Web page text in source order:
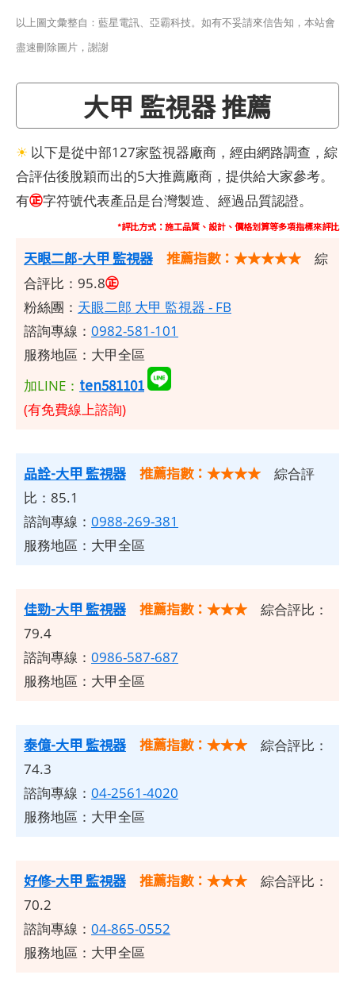
以上圖文彙整自：藍星電訊、亞霸科技。如有不妥請來信告知，本站會
盡速刪除圖片，謝謝
大甲 監視器 推薦
☀ 以下是從中部127家監視器廠商，經由網路調查，綜
合評估後脫穎而出的5大推薦廠商，提供給大家參考。
有㊣字符號代表產品是台灣製造、經過品質認證。
*評比方式：施工品質、設計、價格划算等多項指標來評比
天眼二郎-大甲 監視器 推薦指數：★★★★★
綜
合評比：95.8㊣
粉絲團： 天眼二郎 大甲 監視器 - FB
諮詢專線： 0982-581-101
服務地區：大甲全區
加LINE： ten581101
(有免費線上諮詢)
品詮-大甲 監視器 推薦指數：★★★★
綜合評
比：85.1
諮詢專線： 0988-269-381
服務地區：大甲全區
佳勁-大甲 監視器 推薦指數：★★★
綜合評比：
79.4
諮詢專線： 0986-587-687
服務地區：大甲全區
泰億-大甲 監視器 推薦指數：★★★
綜合評比：
74.3
諮詢專線： 04-2561-4020
服務地區：大甲全區
好修-大甲 監視器 推薦指數：★★★
綜合評比：
70.2
諮詢專線： 04-865-0552
服務地區：大甲全區